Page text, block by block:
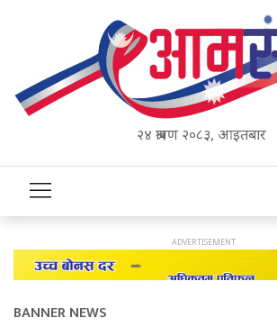
२४ श्रावण २०८३, आइतबार
BANNER NEWS